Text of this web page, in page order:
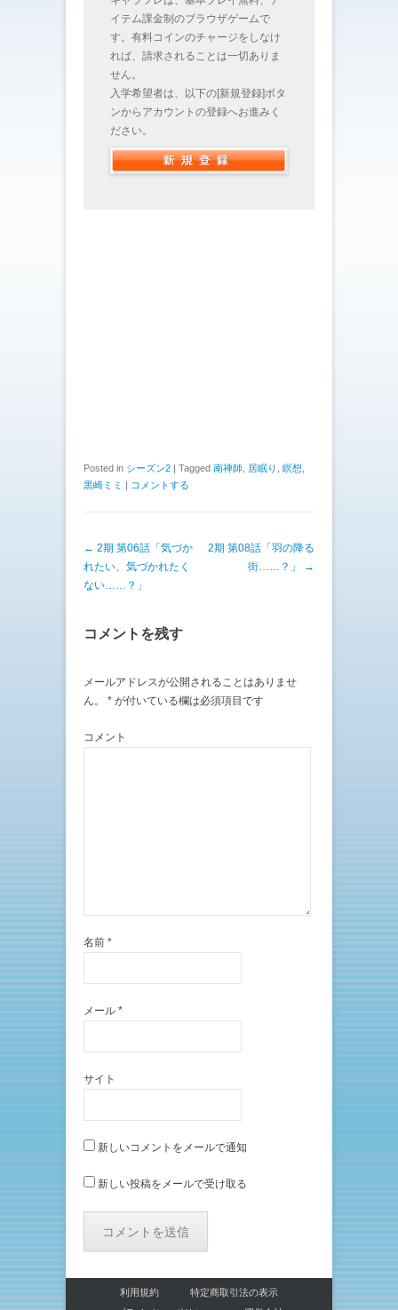
イテム課金制のブラウザゲームで
す。有料コインのチャージをしなけ
れば、請求されることは一切ありま
せん。
入学希望者は、以下の[新規登録]ボタ
ンからアカウントの登録へお進みく
ださい。
Posted in シーズン2 | Tagged 南禅師 居眠り 瞑想
黒崎ミミ | コメントする
投稿ナビゲーション
← 2期 第06話「気づか
れたい、気づかれたく
ない……？」
2期 第08話「羽の降る
街……？」
→
コメントを残す
メールアドレスが公開されることはありませ
ん。
* が付いている欄は必須項目です
コメント
名前 *
メール *
サイト
新しいコメントをメールで通知
新しい投稿をメールで受け取る
利用規約
特定商取引法の表示